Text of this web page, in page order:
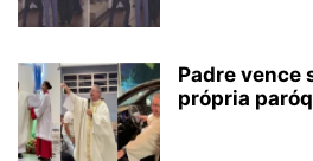
Padre vence
própria